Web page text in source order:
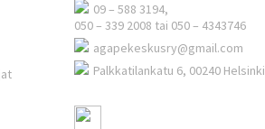
09 – 588 3194,
050 – 339 2008 tai 050 – 4343746
agapekeskusry@gmail.com
Palkkatilankatu 6, 00240 Helsinki